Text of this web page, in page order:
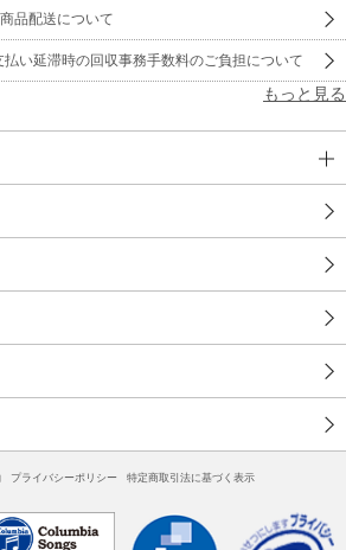
品配送について
払い延滞時の回収事務手数料のご負担について
もっと見る
プライバシーポリシー 特定商取引法に基づく表示